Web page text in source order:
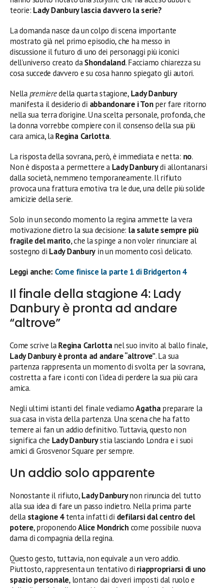
teorie: Lady Danbury lascia davvero la serie?
La domanda nasce da un colpo di scena importante
mostrato già nel primo episodio, che ha messo in
discussione il futuro di uno dei personaggi più iconici
dell’universo creato daShondaland. Facciamo chiarezza su
cosa succede davvero e su cosa hanno spiegato gli autori.
Nellapremieredella quarta stagione, Lady Danbury
manifesta il desiderio di abbandonare i Tonper fare ritorno
nella sua terra d’origine. Una scelta personale, profonda, che
la donna vorrebbe compiere con il consenso della sua più
cara amica, laRegina Carlotta.
La risposta della sovrana, però, è immediata e netta: no.
Non è disposta a permettere aLady Danburydi allontanarsi
dalla società, nemmeno temporaneamente. Il rifiuto
provoca una frattura emotiva tra le due, una delle più solide
amicizie della serie.
Solo in un secondo momento la regina ammette la vera
motivazione dietro la sua decisione: la salute sempre più
fragile del marito, che la spinge a non voler rinunciare al
sostegno di Lady Danbury in un momento così delicato.
Leggi anche: Come finisce la parte 1 di Bridgerton 4
Il finale della stagione 4: Lady
Danbury è pronta ad andare
“altrove”
Come scrive laRegina Carlottanel suo invito al ballo finale,
Lady Danbury è pronta ad andare “altrove”. La sua
partenza rappresenta un momento di svolta per la sovrana,
costretta a fare i conti con l’idea di perdere la sua più cara
amica.
Negli ultimi istanti del finale vediamoAgathapreparare la
sua casa in vista della partenza. Una scena che ha fatto
temere ai fan un addio definitivo. Tuttavia, questo non
significa che Lady Danburystia lasciando Londra e i suoi
amici di Grosvenor Square per sempre.
Un addio solo apparente
Nonostante il rifiuto,Lady Danburynon rinuncia del tutto
alla sua idea di fare un passo indietro. Nella prima parte
della stagione 4tenta infatti di defilarsi dal centro del
potere, proponendoAlice Mondrichcome possibile nuova
dama di compagnia della regina.
Questo gesto, tuttavia, non equivale a un vero addio.
Piuttosto, rappresenta un tentativo di riappropriarsi di uno
spazio personale, lontano dai doveri imposti dal ruolo e